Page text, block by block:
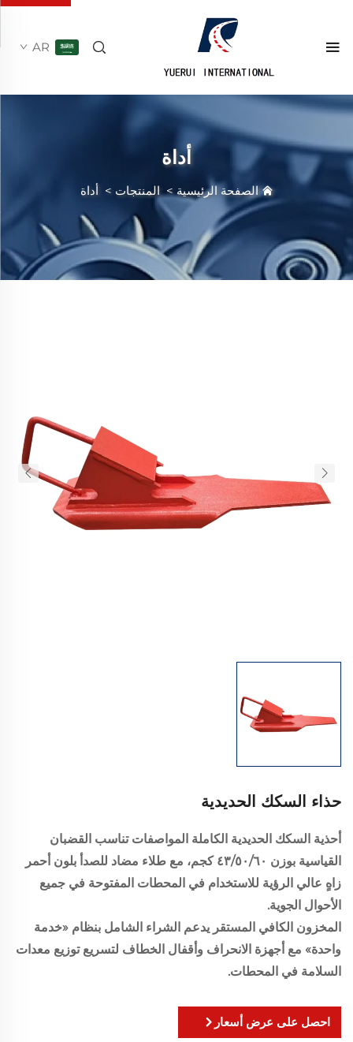
AR
أداة
الصفحة الرئيسية>المنتجات >أداة
حذاء السكك الحديدية
أحذية السكك الحديدية الكاملة المواصفات تناسب القضبان
القياسية بوزن ٤٣/٥٠/٦٠ كجم، مع طلاء مضاد للصدأ بلون أحمر
زاهٍ عالي الرؤية للاستخدام في المحطات المفتوحة في جميع
الأحوال الجوية.
المخزون الكافي المستقر يدعم الشراء الشامل بنظام «خدمة
واحدة» مع أجهزة الانحراف وأقفال الخطاف لتسريع توزيع معدات
السلامة في المحطات.
احصل على عرض أسعار